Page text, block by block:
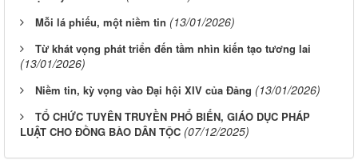
Mỗi lá phiếu, một niềm tin (13/01/2026)
Từ khát vọng phát triển đến tầm nhìn kiến tạo tương lai
(13/01/2026)
Niềm tin, kỳ vọng vào Đại hội XIV của Đảng (13/01/2026)
TỔ CHỨC TUYÊN TRUYỀN PHỔ BIẾN, GIÁO DỤC PHÁP
LUẬT CHO ĐỒNG BÀO DÂN TỘC (07/12/2025)